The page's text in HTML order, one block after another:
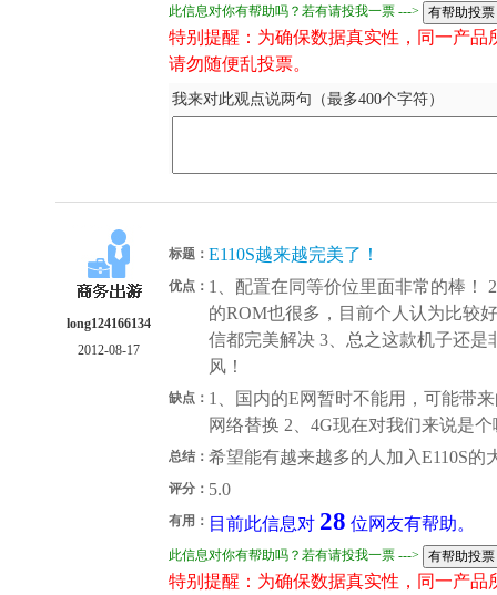
此信息对你有帮助吗？若有请投我一票 --->
特别提醒：为确保数据真实性，同一产
请勿随便乱投票。
我来对此观点说两句（最多400个字符）
long124166134
2012-08-17
标题： E110S越来越完美了！
优点： 1、配置在同等价位里面非常的棒！
的ROM也很多，目前个人认为比较
信都完美解决 3、总之这款机子还
风！
缺点： 1、国内的E网暂时不能用，可能带
网络替换 2、4G现在对我们来说是个
总结： 希望能有越来越多的人加入E110S的
评分： 5.0
有用： 目前此信息对 28 位网友有帮助。
此信息对你有帮助吗？若有请投我一票 --->
特别提醒：为确保数据真实性，同一产